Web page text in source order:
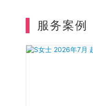
服务案例